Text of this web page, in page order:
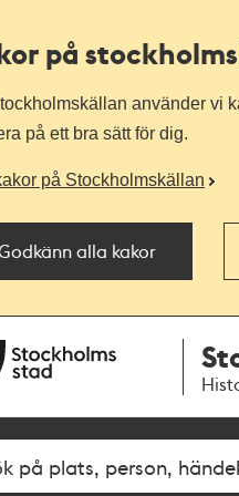
på
använder vi
på ett bra sätt för dig.
på Stockholmskällan
alla kakor